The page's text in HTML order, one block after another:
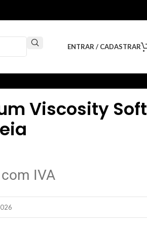
ENTRAR / CADASTRAR
Viscosity Soft
com IVA